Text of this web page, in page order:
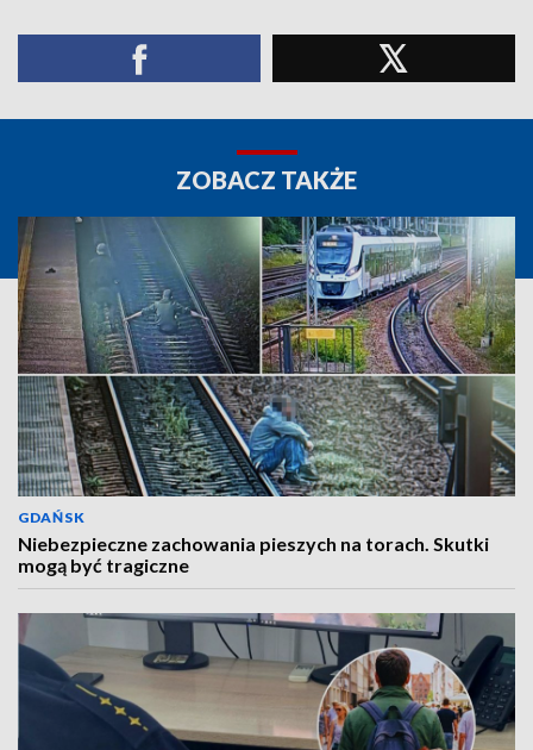
ZOBACZ TAKŻE
GDAŃSK
Niebezpieczne zachowania pieszych na torach. Skutki
mogą być tragiczne